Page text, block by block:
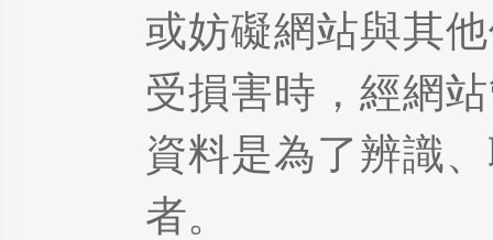
或妨礙網站與其
受損害時，經網
資料是為了辨識
者。